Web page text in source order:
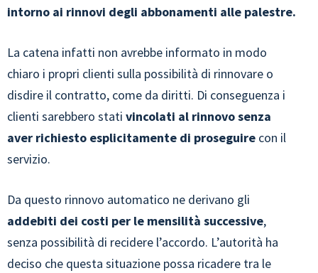
intorno ai rinnovi degli abbonamenti alle palestre.
La catena infatti non avrebbe informato in modo
chiaro i propri clienti sulla possibilità di rinnovare o
disdire il contratto, come da diritti. Di conseguenza i
clienti sarebbero stati vincolati al rinnovo senza
aver richiesto esplicitamente di proseguire con il
servizio.
Da questo rinnovo automatico ne derivano gli
addebiti dei costi per le mensilità successive,
senza possibilità di recidere l’accordo. L’autorità ha
deciso che questa situazione possa ricadere tra le